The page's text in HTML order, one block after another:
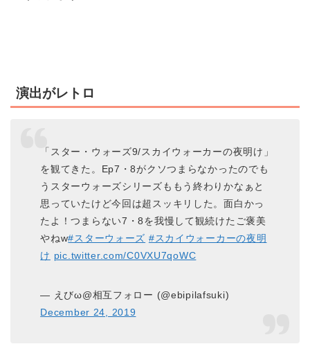
演出がレトロ
「スター・ウォーズ9/スカイウォーカーの夜明け」
を観てきた。Ep7・8がクソつまらなかったのでも
うスターウォーズシリーズももう終わりかなぁと
思っていたけど今回は超スッキリした。面白かっ
たよ！つまらない7・8を我慢して観続けたご褒美
やねw#スターウォーズ #スカイウォーカーの夜明
け pic.twitter.com/C0VXU7qoWC
— えびω@相互フォロー (@ebipilafsuki)
December 24, 2019